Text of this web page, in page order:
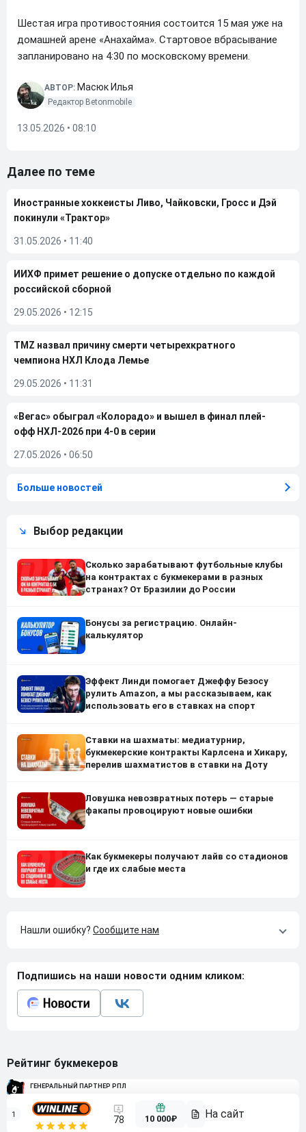
Шестая игра противостояния состоится 15 мая уже на
домашней арене «Анахайма». Стартовое вбрасывание
запланировано на 4:30 по московскому времени.
АВТОР: Масюк Илья
Редактор Betonmobile
13.05.2026 • 08:10
Далее по теме
Иностранные хоккеисты Ливо, Чайковски, Гросс и Дэй
покинули «Трактор»
31.05.2026 • 11:40
ИИХФ примет решение о допуске отдельно по каждой
российской сборной
29.05.2026 • 12:15
TMZ назвал причину смерти четырехкратного
чемпиона НХЛ Клода Лемье
29.05.2026 • 11:31
«Вегас» обыграл «Колорадо» и вышел в финал плей-
офф НХЛ-2026 при 4-0 в серии
27.05.2026 • 06:50
Больше новостей
Выбор редакции
Сколько зарабатывают футбольные клубы
на контрактах с букмекерами в разных
странах? От Бразилии до России
Бонусы за регистрацию. Онлайн-
калькулятор
Эффект Линди помогает Джеффу Безосу
рулить Amazon, а мы рассказываем, как
использовать его в ставках на спорт
Ставки на шахматы: медиатурнир,
букмекерские контракты Карлсена и Хикару,
перелив шахматистов в ставки на Доту
Ловушка невозвратных потерь — старые
факапы провоцируют новые ошибки
Как букмекеры получают лайв со стадионов
и где их слабые места
Нашли ошибку? Сообщите нам
Подпишись на наши новости одним кликом:
Рейтинг букмекеров
ГЕНЕРАЛЬНЫЙ ПАРТНЕР РПЛ
1 78 10 000₽